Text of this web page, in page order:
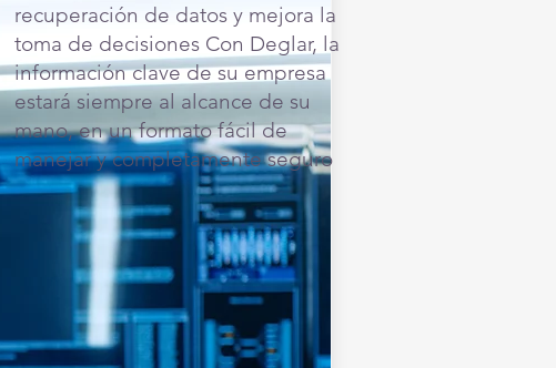
recuperación de datos y mejora la
toma de decisiones Con Deglar, la
información clave de su empresa
estará siempre al alcance de su
mano, en un formato fácil de
manejar y completamente seguro